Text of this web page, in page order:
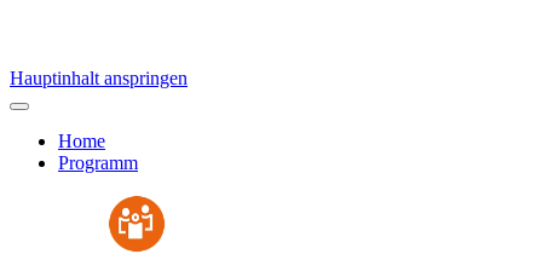
Hauptinhalt anspringen
Home
Programm